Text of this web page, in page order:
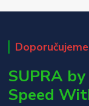
SUPRA
Speed